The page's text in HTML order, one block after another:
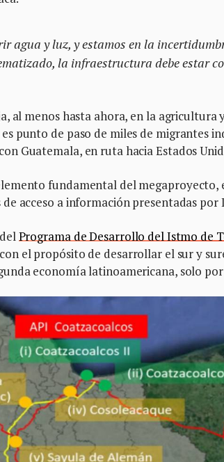
agua y luz, y estamos en la
la infraestructura debe estar
al menos hasta ahora, en la agricultura
punto de paso de miles de migrantes
Guatemala, en ruta hacia Estados
fundamental del
acceso a información presentadas por
Programa de Desarrollo del Istmo de
el propósito de desarrollar el sur y
economía latinoamericana, solo